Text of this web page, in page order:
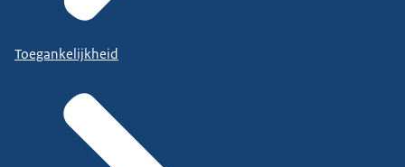
Toegankelijkheid